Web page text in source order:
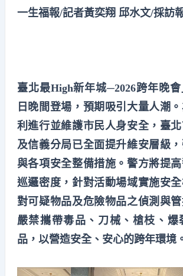
一生福報/記者黃奕翔 邱水文/採訪
臺北最High新年城─2026跨年晚會
日晚間登場，預期吸引大量人潮
利進行並維護市民人身安全，臺
及信義分局已全面提升維安層級
與各項安全整備措施。警方將提
巡邏密度，針對活動場域實施安
對可疑物品及危險物品之偵測與
嚴禁攜帶毒品、刀械、槍枝、爆
品，以營造安全、安心的跨年環境